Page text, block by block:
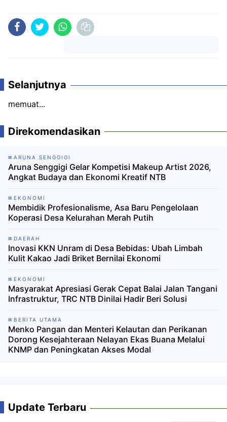
Selanjutnya
memuat...
Direkomendasikan
ARUNA SENGGIGI
Aruna Senggigi Gelar Kompetisi Makeup Artist 2026,
Angkat Budaya dan Ekonomi Kreatif NTB ‎
EKONOMI
Membidik Profesionalisme, Asa Baru Pengelolaan
Koperasi Desa Kelurahan Merah Putih
DAERAH
Inovasi KKN Unram di Desa Bebidas: Ubah Limbah
Kulit Kakao Jadi Briket Bernilai Ekonomi
EKONOMI
Masyarakat Apresiasi Gerak Cepat Balai Jalan Tangani
Infrastruktur, TRC NTB Dinilai Hadir Beri Solusi
BERITA UTAMA
Menko Pangan dan Menteri Kelautan dan Perikanan
Dorong Kesejahteraan Nelayan Ekas Buana Melalui
KNMP dan Peningkatan Akses Modal
Update Terbaru